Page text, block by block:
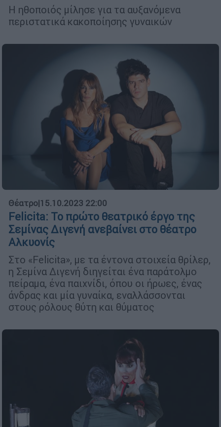
Η ηθοποιός μίλησε για τα αυξανόμενα
περιστατικά κακοποίησης γυναικών
Θέατρο|15.10.2023 22:00
Felicita: Το πρώτο θεατρικό έργο της
Σεμίνας Διγενή ανεβαίνει στο θέατρο
Αλκυονίς
Στο «Felicita», με τα έντονα στοιχεία θρίλερ,
η Σεμίνα Διγενή διηγείται ένα παράτολμο
πείραμα, ένα παιχνίδι, όπου οι ήρωες, ένας
άνδρας και μία γυναίκα, εναλλάσσονται
στους ρόλους θύτη και θύματος